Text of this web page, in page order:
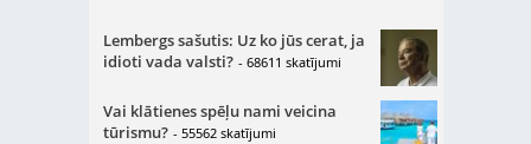
Lembergs sašutis: Uz ko jūs cerat, ja
idioti vada valsti? - 68611 skatījumi
Vai klātienes spēļu nami veicina
tūrismu? - 55562 skatījumi